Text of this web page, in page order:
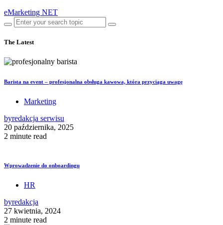
eMarketing NET
The Latest
Barista na event – profesjonalna obsługa kawowa, która przyciąga uwagę
Marketing
byredakcja serwisu
20 października, 2025
2 minute read
Wprowadzenie do onboardingu
HR
byredakcja
27 kwietnia, 2024
2 minute read